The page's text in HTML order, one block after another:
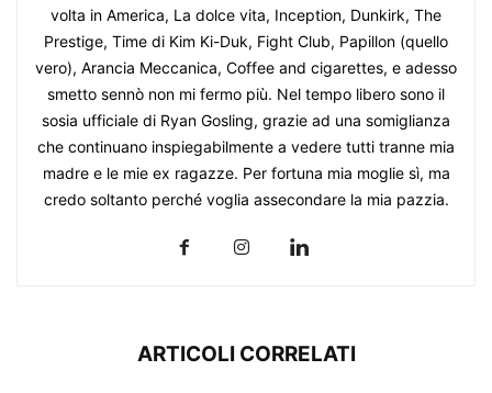
volta in America, La dolce vita, Inception, Dunkirk, The
Prestige, Time di Kim Ki-Duk, Fight Club, Papillon (quello
vero), Arancia Meccanica, Coffee and cigarettes, e adesso
smetto sennò non mi fermo più. Nel tempo libero sono il
sosia ufficiale di Ryan Gosling, grazie ad una somiglianza
che continuano inspiegabilmente a vedere tutti tranne mia
madre e le mie ex ragazze. Per fortuna mia moglie sì, ma
credo soltanto perché voglia assecondare la mia pazzia.
ARTICOLI CORRELATI